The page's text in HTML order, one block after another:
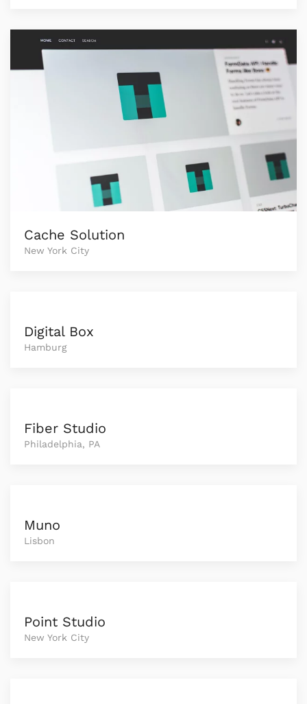
Cache Solution
New York City
Digital Box
Hamburg
Fiber Studio
Philadelphia, PA
Muno
Lisbon
Point Studio
New York City